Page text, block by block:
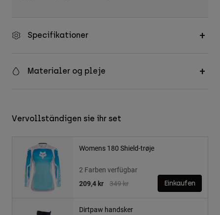
Specifikationer
Materialer og pleje
Vervollständigen sie ihr set
Womens 180 Shield-trøje
2 Farben verfügbar
Price reduced from
349 krto
209,4 kr Einkaufen
Dirtpaw handsker